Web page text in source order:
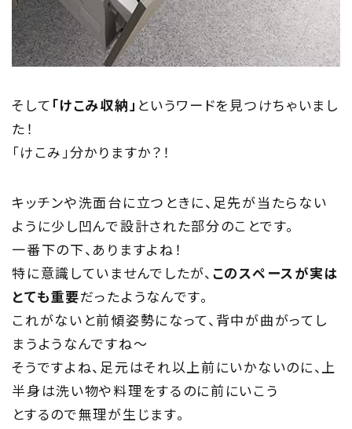
そして 「けこみ収納」 というワードを見つけちゃいまし
た！
「けこみ」分かりますか？！
キッチンや洗面台に立つときに、足先が当たらない
ように少し凹んで設計された部分のことです。
一番下の下、ありますよね！
特に意識していませんでしたが、 このスペースが実は
とても重要だったようなんです。
これがないと前傾姿勢になって、背中が曲がってし
まうようなんですね～
そうですよね、足元はそれ以上前にいかないのに、上
半身は洗い物や料理をするのに前にいこう
とするので無理が生じます。